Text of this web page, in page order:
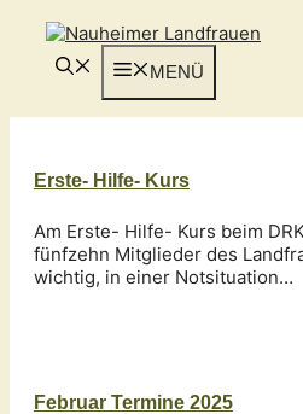
Inhalt
springen
MENÜ
Erste- Hilfe- Kurs
Am Erste- Hilfe- Kurs beim
fünfzehn Mitglieder des
wichtig, in einer Notsituation…
Februar Termine 2025